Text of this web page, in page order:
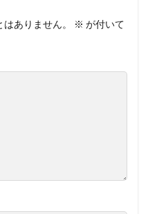
ありません。 ※ が付いて